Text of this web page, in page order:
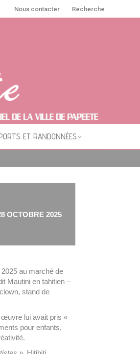
Nous contacter Recherche
ET RANDONNÉES
OCTOBRE 2025
au marché de
Mautini en tahitien –
stand de
œuvre lui avait pris «
pour enfants,